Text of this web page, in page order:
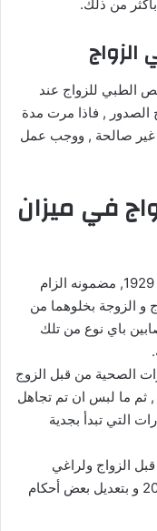
الطبي للزواج عند
, فاذا مرت مدة
غير صالحة , ووجب عمل
في ميزان
وحيث انه قد صدر منشور وزارة العدل سنة 1929, مضمونه الزام
و الزوجة بخلوهما من
باي نوع من تلك
الصحية من قبل الزوج
, ثم ما لبس ان تم تجاهل
التي تبدأ بجدية
الزواج ولراغي
الزواج قرار وزير العدل رقم6927 بسنة 2008 و بتعديل بعض أحكام